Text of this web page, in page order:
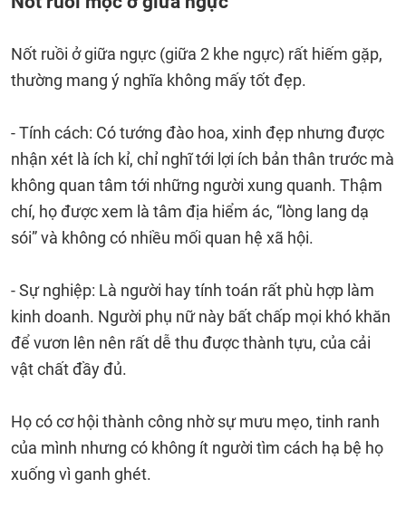
Nốt ruồi ở giữa ngực (giữa 2 khe ngực) rất hiếm gặp,
thường mang ý nghĩa không mấy tốt đẹp.
- Tính cách: Có tướng đào hoa, xinh đẹp nhưng được
nhận xét là ích kỉ, chỉ nghĩ tới lợi ích bản thân trước mà
không quan tâm tới những người xung quanh. Thậm
chí, họ được xem là tâm địa hiểm ác, “lòng lang dạ
sói” và không có nhiều mối quan hệ xã hội.
- Sự nghiệp: Là người hay tính toán rất phù hợp làm
kinh doanh. Người phụ nữ này bất chấp mọi khó khăn
để vươn lên nên rất dễ thu được thành tựu, của cải
vật chất đầy đủ.
Họ có cơ hội thành công nhờ sự mưu mẹo, tinh ranh
của mình nhưng có không ít người tìm cách hạ bệ họ
xuống vì ganh ghét.